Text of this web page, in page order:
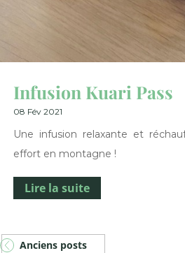
Infusion Kuari Pass
08 Fév 2021
Une infusion relaxante et
effort en montagne !
Lire la suite
Anciens posts